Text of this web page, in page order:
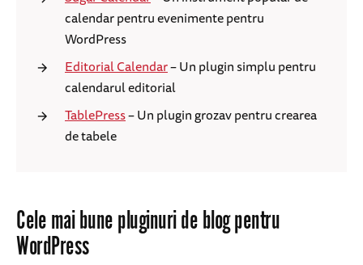
calendar pentru evenimente pentru
WordPress
Editorial Calendar– Un plugin simplu pentru
calendarul editorial
TablePress– Un plugin grozav pentru crearea
de tabele
Cele mai bune pluginuri de blog pentru
WordPress